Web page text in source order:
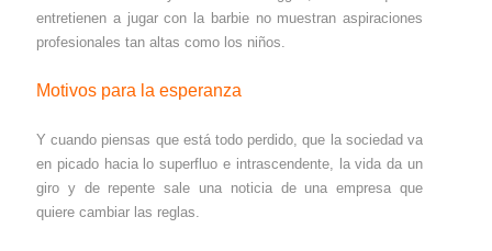
entretienen a jugar con la barbie no muestran aspiraciones
profesionales tan altas como los niños.
Motivos para la esperanza
Y cuando piensas que está todo perdido, que la sociedad va
en picado hacia lo superfluo e intrascendente, la vida da un
giro y de repente sale una noticia de una empresa que
quiere cambiar las reglas.